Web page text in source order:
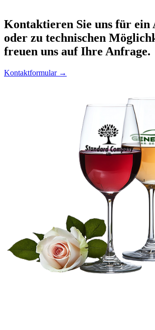
Kontaktieren Sie uns für ein
oder zu technischen
freuen uns auf Ihre Anfrage.
Kontaktformular →